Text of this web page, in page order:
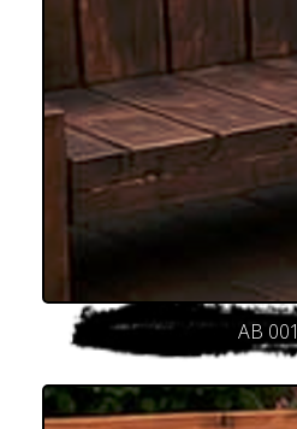
AB 001